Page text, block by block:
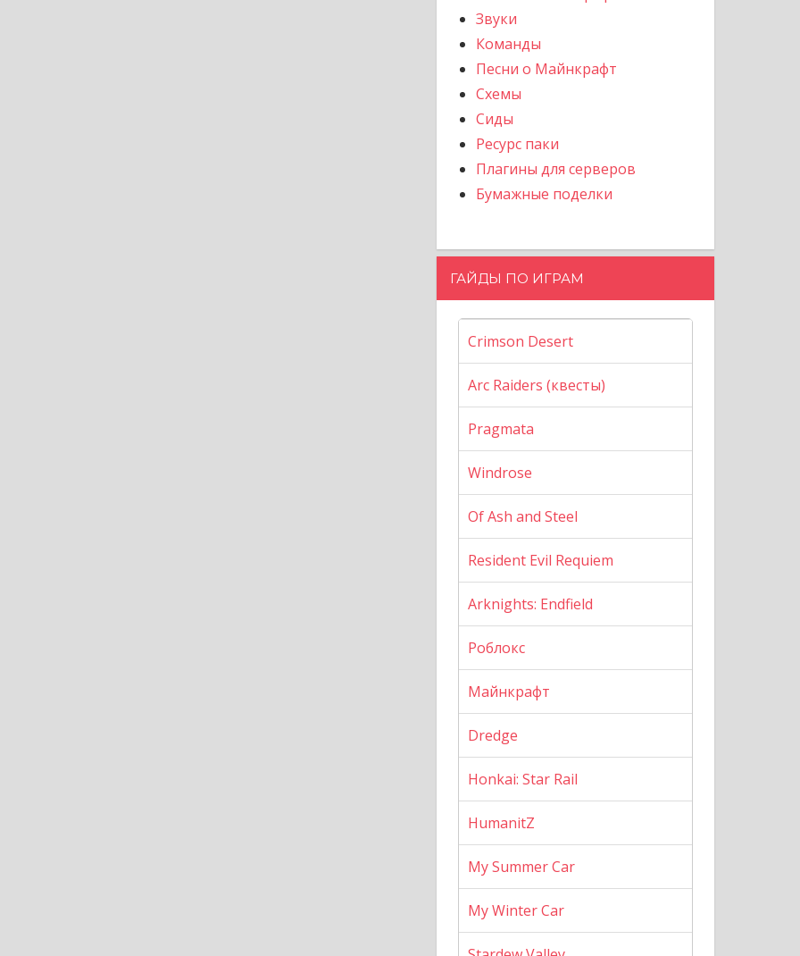
Звуки
Команды
Песни о Майнкрафт
Схемы
Сиды
Ресурс паки
Плагины для серверов
Бумажные поделки
ГАЙДЫ ПО ИГРАМ
Crimson Desert
Arc Raiders (квесты)
Pragmata
Windrose
Of Ash and Steel
Resident Evil Requiem
Arknights: Endfield
Роблокс
Майнкрафт
Dredge
Honkai: Star Rail
HumanitZ
My Summer Car
My Winter Car